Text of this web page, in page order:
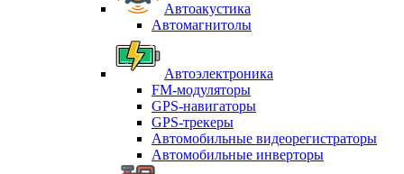
Автоакустика
Автомагнитолы
Автоэлектроника
FM-модуляторы
GPS-навигаторы
GPS-трекеры
Автомобильные видеорегистраторы
Автомобильные инверторы